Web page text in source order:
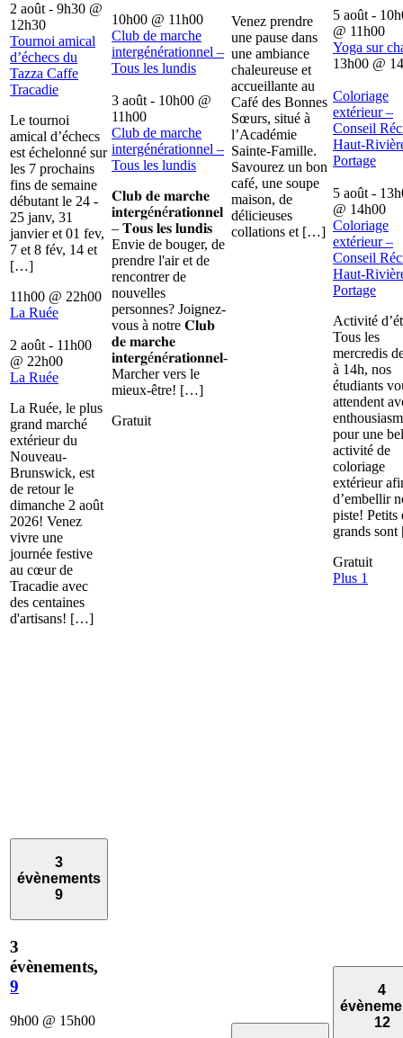
2 août - 9h30 @
12h30
Tournoi amical
d’échecs du
Tazza Caffe
Tracadie
Le tournoi
amical d’échecs
est échelonné sur
les 7 prochains
fins de semaine
débutant le 24 -
25 janv, 31
janvier et 01 fev,
7 et 8 fév, 14 et
[…]
11h00 @ 22h00
La Ruée
2 août - 11h00
@ 22h00
La Ruée
La Ruée, le plus
grand marché
extérieur du
Nouveau-
Brunswick, est
de retour le
dimanche 2 août
2026! Venez
vivre une
journée festive
au cœur de
Tracadie avec
des centaines
d'artisans! […]
10h00 @ 11h00
Club de marche
intergénérationnel –
Tous les lundis
3 août - 10h00 @
11h00
Club de marche
intergénérationnel –
Tous les lundis
𝐂𝐥𝐮𝐛 𝐝𝐞 𝐦𝐚𝐫𝐜𝐡𝐞
𝐢𝐧𝐭𝐞𝐫𝐠é𝐧é𝐫𝐚𝐭𝐢𝐨𝐧𝐧𝐞𝐥
– 𝐓𝐨𝐮𝐬 𝐥𝐞𝐬 𝐥𝐮𝐧𝐝𝐢𝐬
Envie de bouger, de
prendre l'air et de
rencontrer de
nouvelles
personnes? Joignez-
vous à notre 𝐂𝐥𝐮𝐛
𝐝𝐞 𝐦𝐚𝐫𝐜𝐡𝐞
𝐢𝐧𝐭𝐞𝐫𝐠é𝐧é𝐫𝐚𝐭𝐢𝐨𝐧𝐧𝐞𝐥-
Marcher vers le
mieux-être! […]
Gratuit
Venez prendre
une pause dans
une ambiance
chaleureuse et
accueillante au
Café des Bonnes
Sœurs, situé à
l’Académie
Sainte-Famille.
Savourez un bon
café, une soupe
maison, de
délicieuses
collations et […]
5 août -
@ 11h00
Yoga sur
13h00 @
Coloriage
extérieur –
Conseil
Haut-
Portage
5 août -
@ 14h00
Coloriage
extérieur –
Conseil
Haut-
Portage
Activité
Tous les
mercredis
à 14h, nos
étudiants
attendent
pour une
activité de
coloriage
extérieur
d’embellir
piste! Petits
grands
Gratuit
Plus 1
3
évènements
9
3
évènements,
9
9h00 @ 15h00
4
12